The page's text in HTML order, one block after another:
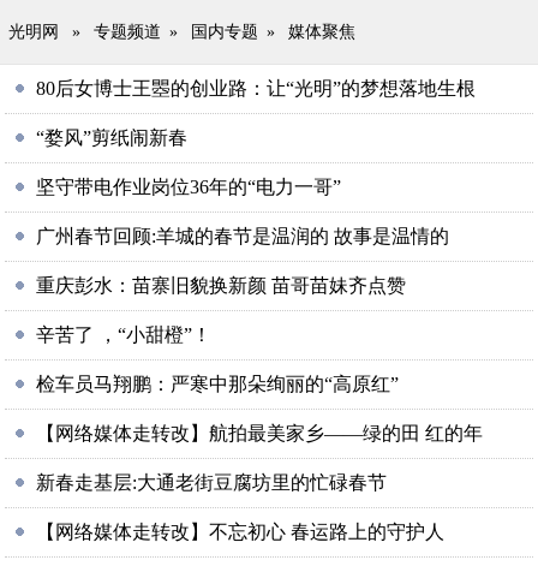
光明网 » 专题频道 » 国内专题 » 媒体聚焦
80后女博士王瞾的创业路：让“光明”的梦想落地生根
“婺风”剪纸闹新春
坚守带电作业岗位36年的“电力一哥”
广州春节回顾:羊城的春节是温润的 故事是温情的
重庆彭水：苗寨旧貌换新颜 苗哥苗妹齐点赞
辛苦了 ，“小甜橙”！
检车员马翔鹏：严寒中那朵绚丽的“高原红”
【网络媒体走转改】航拍最美家乡——绿的田 红的年
新春走基层:大通老街豆腐坊里的忙碌春节
【网络媒体走转改】不忘初心 春运路上的守护人